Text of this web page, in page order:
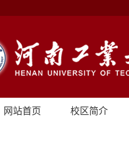
网站首页 校区简介